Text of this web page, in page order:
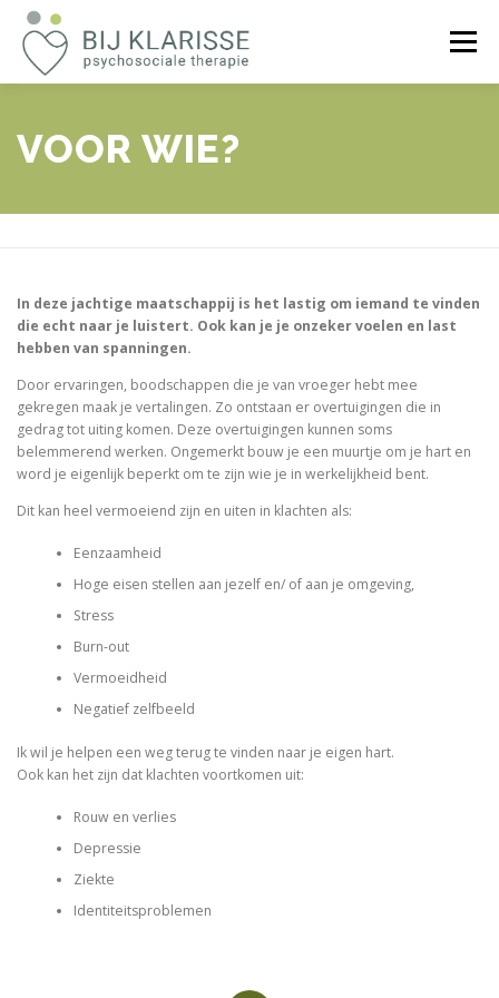
naar
inhoud
Menu
VOOR WIE?
In deze jachtige maatschappij is het lastig om iemand te vinden
die echt naar je luistert. Ook kan je je onzeker voelen en last
hebben van spanningen.
Door ervaringen, boodschappen die je van vroeger hebt mee
gekregen maak je vertalingen. Zo ontstaan er overtuigingen die in
gedrag tot uiting komen. Deze overtuigingen kunnen soms
belemmerend werken. Ongemerkt bouw je een muurtje om je hart en
word je eigenlijk beperkt om te zijn wie je in werkelijkheid bent.
Dit kan heel vermoeiend zijn en uiten in klachten als:
Eenzaamheid
Hoge eisen stellen aan jezelf en/ of aan je omgeving,
Stress
Burn-out
Vermoeidheid
Negatief zelfbeeld
Ik wil je helpen een weg terug te vinden naar je eigen hart.
Ook kan het zijn dat klachten voortkomen uit:
Rouw en verlies
Depressie
Ziekte
Identiteitsproblemen